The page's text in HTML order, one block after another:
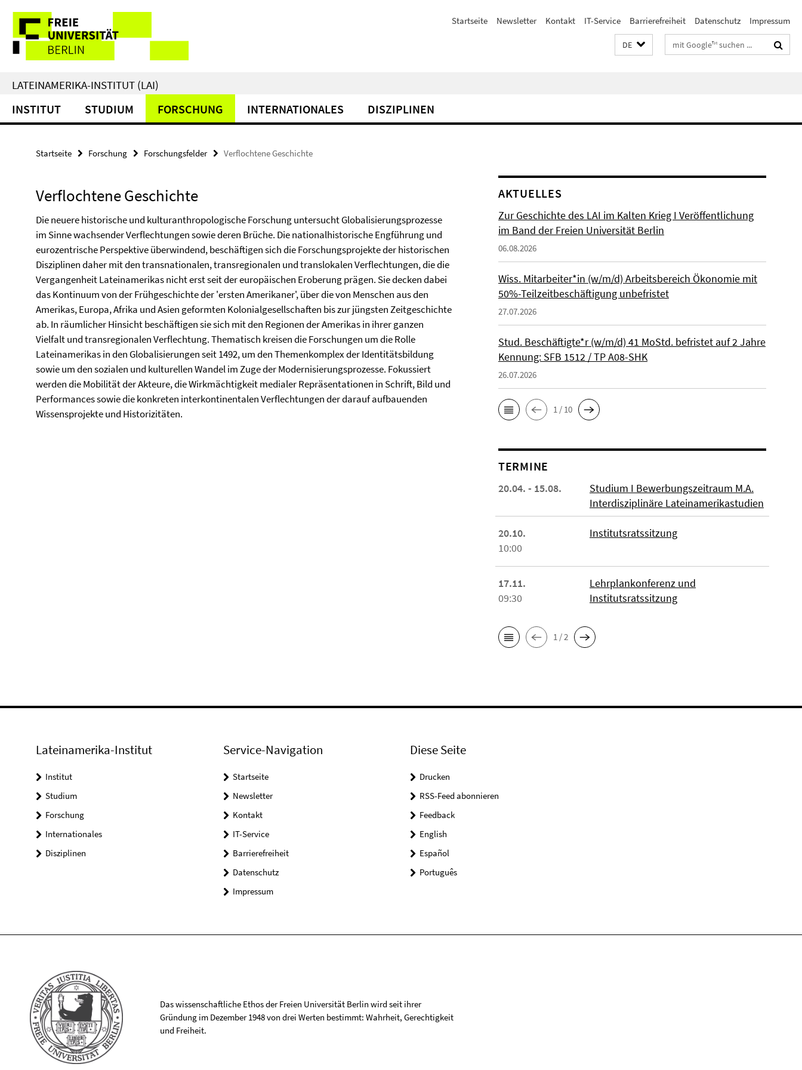
direkt
Inhalt
Service-
Navigation
Startseite Newsletter Kontakt IT-Service Barrierefreiheit Datenschutz Impressum
DE Suchbegriffe
LATEINAMERIKA-INSTITUT (LAI)
INSTITUT STUDIUM FORSCHUNG INTERNATIONALES DISZIPLINEN
Startseite Forschung Forschungsfelder Verflochtene Geschichte
Verflochtene Geschichte
Die neuere historische und kulturanthropologische Forschung untersucht Globalisierungsprozesse
im Sinne wachsender Verflechtungen sowie deren Brüche. Die nationalhistorische Engführung und
eurozentrische Perspektive überwindend, beschäftigen sich die Forschungsprojekte der historischen
Disziplinen daher mit den transnationalen, transregionalen und translokalen Verflechtungen, die die
Vergangenheit Lateinamerikas nicht erst seit der europäischen Eroberung prägen. Sie decken dabei
das Kontinuum von der Frühgeschichte der 'ersten Amerikaner', über die von Menschen aus den
Amerikas, Europa, Afrika und Asien geformten Kolonialgesellschaften bis zur jüngsten Zeitgeschichte
ab. In räumlicher Hinsicht beschäftigen sie sich mit den Regionen der Amerikas in ihrer ganzen
Vielfalt und transregionalen Verflechtung. Thematisch kreisen die Forschungen um die Rolle
Lateinamerikas in den Globalisierungen seit 1492, um den Themenkomplex der Identitätsbildung
sowie um den sozialen und kulturellen Wandel im Zuge der Modernisierungsprozesse. Fokussiert
werden die Mobilität der Akteure, die Wirkmächtigkeit medialer Repräsentationen in Schrift, Bild und
Performances sowie die konkreten interkontinentalen Verflechtungen der darauf aufbauenden
Wissensprojekte und Historizitäten.
AKTUELLES
Zur Geschichte des LAI im Kalten Krieg I Veröffentlichung
im Band der Freien Universität Berlin
06.08.2026
Wiss. Mitarbeiter*in (w/m/d) Arbeitsbereich Ökonomie mit
50%-Teilzeitbeschäftigung unbefristet
27.07.2026
Stud. Beschäftigte*r (w/m/d) 41 MoStd. befristet auf 2 Jahre
Kennung: SFB 1512 / TP A08-SHK
26.07.2026
1 / 10
TERMINE
20.04. - 15.08.
Studium I Bewerbungszeitraum M.A.
Interdisziplinäre Lateinamerikastudien
20.10.
10:00
Institutsratssitzung
17.11.
09:30
Lehrplankonferenz und
Institutsratssitzung
1 / 2
Lateinamerika-Institut
Institut
Studium
Forschung
Internationales
Disziplinen
Service-Navigation
Startseite
Newsletter
Kontakt
IT-Service
Barrierefreiheit
Datenschutz
Impressum
Diese Seite
Drucken
RSS-Feed abonnieren
Feedback
English
Español
Português
Das wissenschaftliche Ethos der Freien Universität Berlin wird seit ihrer
Gründung im Dezember 1948 von drei Werten bestimmt: Wahrheit, Gerechtigkeit
und Freiheit.